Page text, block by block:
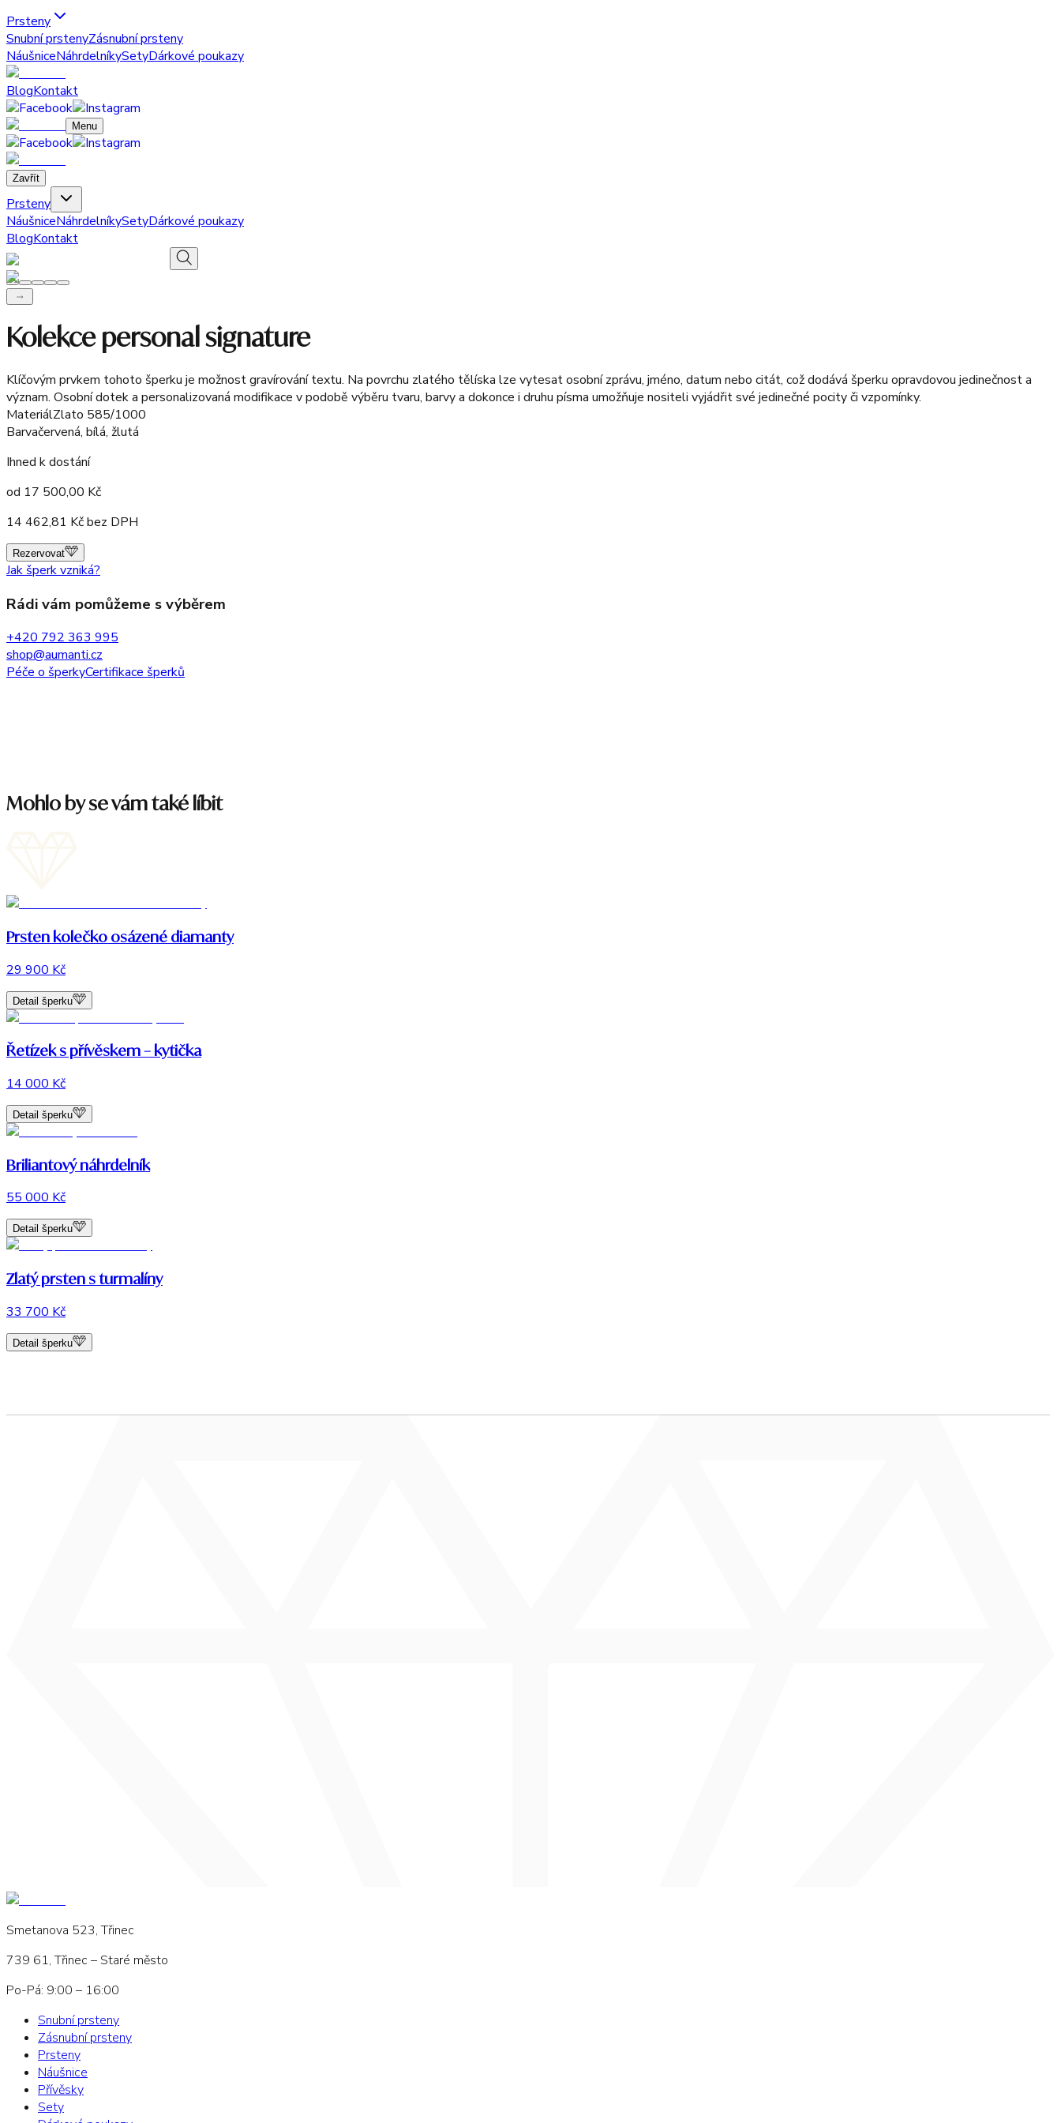
Prsteny
Snubní prstenyZásnubní prsteny
NáušniceNáhrdelníkySetyDárkové poukazy
BlogKontakt
Menu
Zavřít
Prsteny
NáušniceNáhrdelníkySetyDárkové poukazy
BlogKontakt
Kolekce personal signature
Klíčovým prvkem tohoto šperku je možnost gravírování textu. Na povrchu zlatého tělíska lze vytesat osobní zprávu, jméno, datum nebo citát, což dodává šperku opravdovou jedinečnost a
význam. Osobní dotek a personalizovaná modifikace v podobě výběru tvaru, barvy a dokonce i druhu písma umožňuje nositeli vyjádřit své jedinečné pocity či vzpomínky.
MateriálZlato 585/1000
Barvačervená, bílá, žlutá
Ihned k dostání
od 17 500,00 Kč
14 462,81 Kč bez DPH
Rezervovat
Jak šperk vzniká?
Rádi vám pomůžeme s výběrem
+420 792 363 995
shop@aumanti.cz
Péče o šperkyCertifikace šperků
Mohlo by se vám také líbit
Prsten kolečko osázené diamanty
29 900 Kč
Detail šperku
Řetízek s přívěskem – kytička
14 000 Kč
Detail šperku
Briliantový náhrdelník
55 000 Kč
Detail šperku
Zlatý prsten s turmalíny
33 700 Kč
Detail šperku
Smetanova 523, Třinec
739 61, Třinec – Staré město
Po-Pá: 9:00 – 16:00
Snubní prsteny
Zásnubní prsteny
Prsteny
Náušnice
Přívěsky
Sety